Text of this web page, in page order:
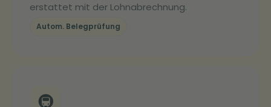
erstattet mit der Lohnabrechnung.
Autom. Belegprüfung
🚇